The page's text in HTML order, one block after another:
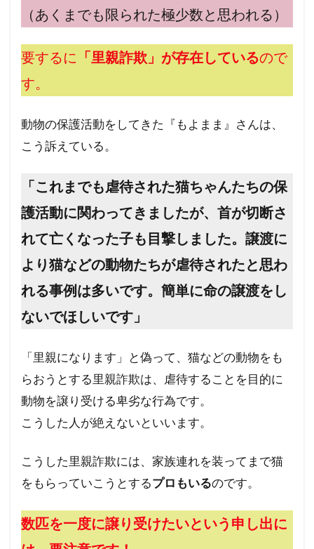
（あくまでも限られた極少数と思われる）
要するに 「里親詐欺」が存在しているので
す。
動物の保護活動をしてきた『もよまま』さんは、
こう訴えている。
「これまでも虐待された猫ちゃんたちの保
護活動に関わってきましたが、首が切断さ
れて亡くなった子も目撃しました。譲渡に
より猫などの動物たちが虐待されたと思わ
れる事例は多いです。簡単に命の譲渡をし
ないでほしいです」
「里親になります」と偽って、猫などの動物をも
らおうとする里親詐欺は、虐待することを目的に
動物を譲り受ける卑劣な行為です。
こうした人が絶えないといいます。
こうした里親詐欺には、家族連れを装ってまで猫
をもらっていこうとするプロもいるのです。
数匹を一度に譲り受けたいという申し出に
ホルコン特許
ホルコン攻略法
ホルコン
プロパガンダ２
プロパガンダ
プリオン病
検索